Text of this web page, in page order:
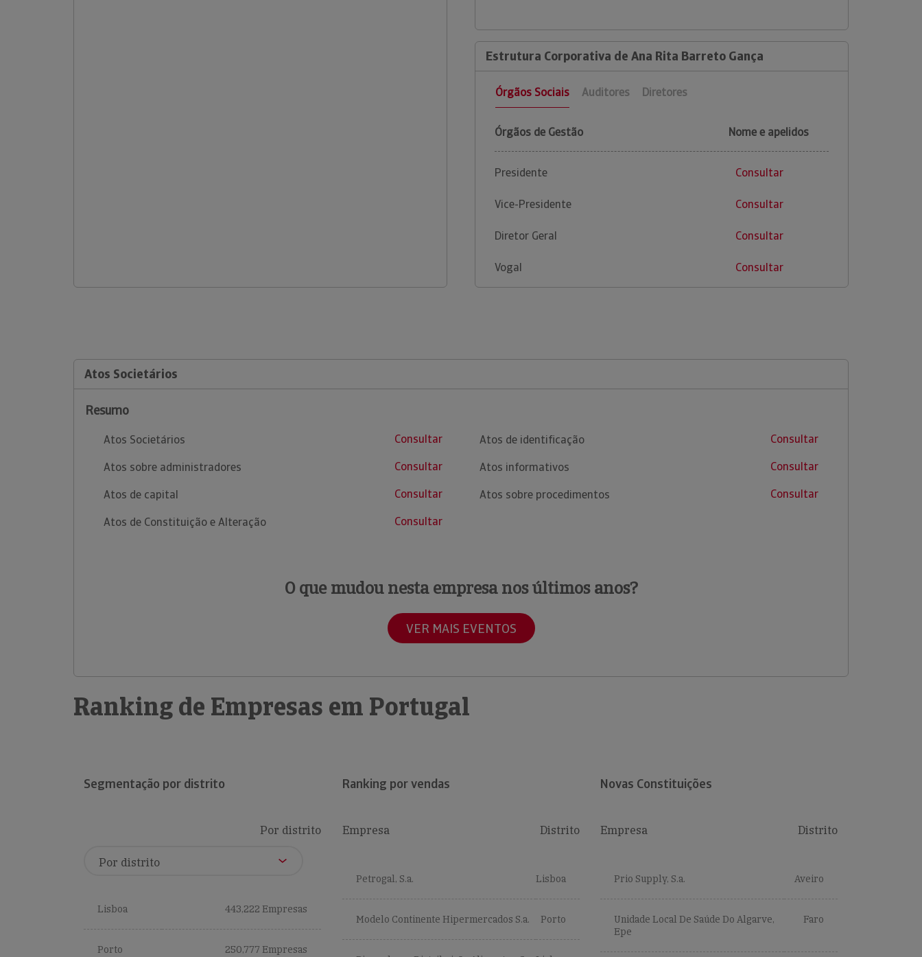
Estrutura Corporativa de Ana Rita Barreto Gança
Órgãos Sociais Auditores Diretores
Órgãos de Gestão Nome e apelidos
Presidente Consultar
Vice-Presidente Consultar
Diretor Geral Consultar
Vogal Consultar
Atos Societários
Resumo
Atos Societários
Consultar
Atos sobre administradores
Consultar
Atos de capital
Consultar
Atos de Constituição e Alteração
Consultar
Atos de identificação
Consultar
Atos informativos
Consultar
Atos sobre procedimentos
Consultar
O que mudou nesta empresa nos últimos anos?
VER MAIS EVENTOS
Ranking de Empresas em Portugal
Segmentação por distrito
Por distrito
Lisboa 443,222 Empresas
Porto 250,777 Empresas
Ranking por vendas
Empresa Distrito
Petrogal, S.a. Lisboa
Modelo Continente Hipermercados S.a. Porto
Novas Constituições
Empresa Distrito
Prio Supply, S.a. Aveiro
Unidade Local De Saúde Do Algarve,
Epe
Faro